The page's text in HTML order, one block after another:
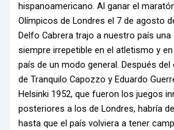
hispanoamericano. Al ganar el
Olímpicos de Londres el 7 de agosto
Delfo Cabrera trajo a nuestro país
siempre irrepetible en el atletismo y
país de un modo general. Después del
de Tranquilo Capozzo y Eduardo
Helsinki 1952, que fueron los juegos
posteriores a los de Londres, habría
hasta que el país volviera a tener